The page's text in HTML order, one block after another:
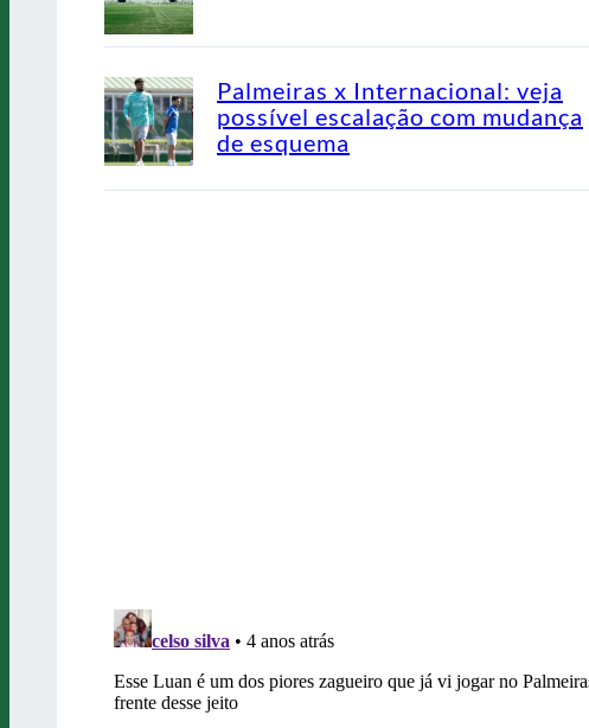
Palmeiras x Internacional: veja
possível escalação com mudança
de esquema